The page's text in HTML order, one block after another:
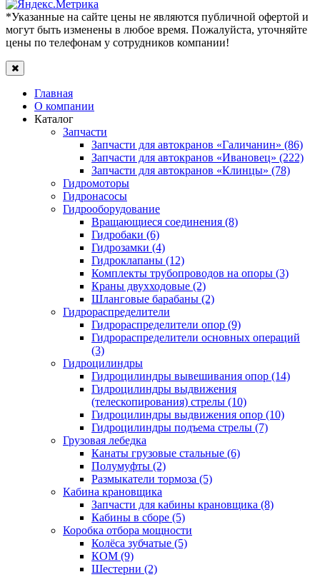
*Указанные на сайте цены не являются публичной офертой и
могут быть изменены в любое время. Пожалуйста, уточняйте
цены по телефонам у сотрудников компании!
Главная
О компании
Каталог
Запчасти
Запчасти для автокранов «Галичанин» (86)
Запчасти для автокранов «Ивановец» (222)
Запчасти для автокранов «Клинцы» (78)
Гидромоторы
Гидронасосы
Гидрооборудование
Вращающиеся соединения (8)
Гидробаки (6)
Гидрозамки (4)
Гидроклапаны (12)
Комплекты трубопроводов на опоры (3)
Краны двухходовые (2)
Шланговые барабаны (2)
Гидрораспределители
Гидрораспределители опор (9)
Гидрораспределители основных операций
(3)
Гидроцилиндры
Гидроцилиндры вывешивания опор (14)
Гидроцилиндры выдвижения
(телескопирования) стрелы (10)
Гидроцилиндры выдвижения опор (10)
Гидроцилиндры подъема стрелы (7)
Грузовая лебедка
Канаты грузовые стальные (6)
Полумуфты (2)
Размыкатели тормоза (5)
Кабина крановщика
Запчасти для кабины крановщика (8)
Кабины в сборе (5)
Коробка отбора мощности
Колёса зубчатые (5)
КОМ (9)
Шестерни (2)